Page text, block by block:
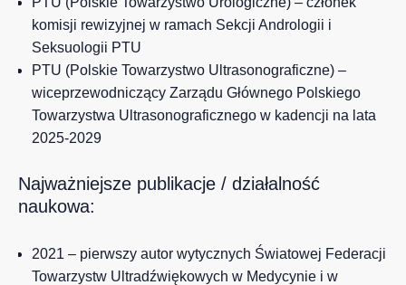
komisji rewizyjnej w ramach Sekcji Andrologii i
Seksuologii PTU
PTU (Polskie Towarzystwo Ultrasonograficzne) –
wiceprzewodniczący Zarządu Głównego Polskiego
Towarzystwa Ultrasonograficznego w kadencji na lata
2025-2029
Najważniejsze publikacje / działalność
naukowa:
2021 – pierwszy autor wytycznych Światowej Federacji
Towarzystw Ultradźwiękowych w Medycynie i w